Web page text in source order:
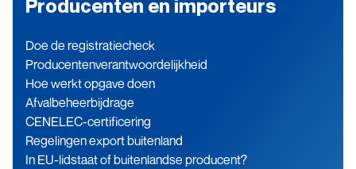
Producenten en importeurs
Doe de registratiecheck
Producenten­verantwoordelijkheid
Hoe werkt opgave doen
Afvalbeheerbijdrage
CENELEC-certificering
Regelingen export buitenland
In EU-lidstaat of buitenlandse producent?